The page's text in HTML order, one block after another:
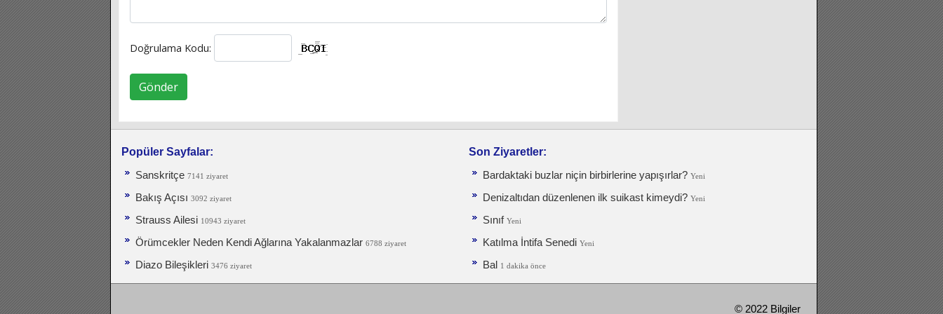
Doğrulama Kodu:
Gönder
Popüler Sayfalar:
Sanskritçe 7141 ziyaret
Bakış Açısı 3092 ziyaret
Strauss Ailesi 10943 ziyaret
Örümcekler Neden Kendi Ağlarına Yakalanmazlar 6788 ziyaret
Diazo Bileşikleri 3476 ziyaret
Son Ziyaretler:
Bardaktaki buzlar niçin birbirlerine yapışırlar? Yeni
Denizaltıdan düzenlenen ilk suikast kimeydi? Yeni
Sınıf Yeni
Katılma İntifa Senedi Yeni
Bal 1 dakika önce
© 2022 Bilgiler